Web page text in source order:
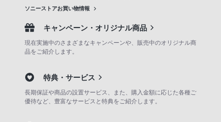
ソニーストアお買い物情報
キャンペーン・オリジナル商品
現在実施中のさまざまなキャンペーンや、販売中のオリジナル商
品をご紹介します。
特典・サービス
長期保証や商品の設置サービス、また、購入金額に応じた各種ご
優待など、豊富なサービスと特典をご紹介します。